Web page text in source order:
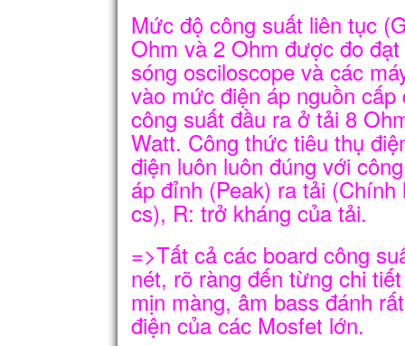
Mức độ công suất liên tục
Ohm và 2 Ohm được đo
sóng osciloscope và các
vào mức điện áp nguồn
công suất đầu ra ở tải 8
Watt. Công thức tiêu thụ
điện luôn luôn đúng với
áp đỉnh (Peak) ra tải
cs), R: trở kháng của tải.
=>Tất cả các board công
nét, rõ ràng đến từng chi
mịn màng, âm bass đánh
điện của các Mosfet lớn.